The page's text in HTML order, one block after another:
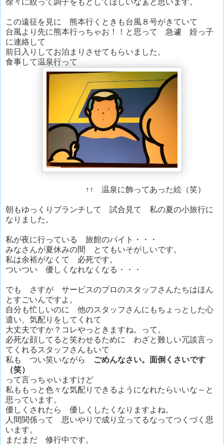
徐々に絞って調子をもどしてほしいなぁと思います。
この遠征を見に 熊本行くときも台風８号がきていて
台風より先に熊本行っちゃお！！と思って 急遽 姪っ子
に連絡して
前日入りしてお泊まりさせてもらいました。
食事して温泉行って
↑↑ 温泉に飾ってあった絵（笑）
朝もゆっくりブランチして 試合見て 私の夏の小旅行に
なりました。
私が夜に行っている 旅館のバイト・・・
みなさんが夏休みの間 とてもいそがしいです。
私は余裕がなくて 必死です。
ついつい 優しくなれなくなる・・・
でも さすが サービスのプロのスタッフさんたちはほん
とすごいんですよ。
自分も忙しいのに 他のスタッフさんにもちょっとした心
遣い、気配りをしてくれて
大丈夫ですか？コレやっときますね。って。
必死な顔してると笑わせるために わざと難しい冗談言っ
てくれるスタッフさんもいて
私も つい笑いながら
ごめんなさい。面倒くさいです
（笑）
って言っちゃいますけど
私ももっと色々な気配りできるようになれたらいいな～と
思っています。
優しくされたら 優しくしたくなりますよね。
人間関係って 思いやりで成り立ってるなってつくづく思
います。
まだまだ 修行中です。